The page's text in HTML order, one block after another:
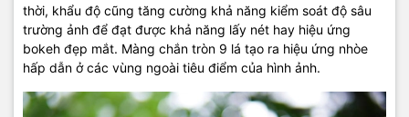
thời, khẩu độ cũng tăng cường khả năng kiểm soát độ sâu
trường ảnh để đạt được khả năng lấy nét hay hiệu ứng
bokeh đẹp mắt. Màng chắn tròn 9 lá tạo ra hiệu ứng nhòe
hấp dẫn ở các vùng ngoài tiêu điểm của hình ảnh.